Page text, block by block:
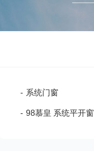
- 系统门窗
- 98慕皇 系统平开窗